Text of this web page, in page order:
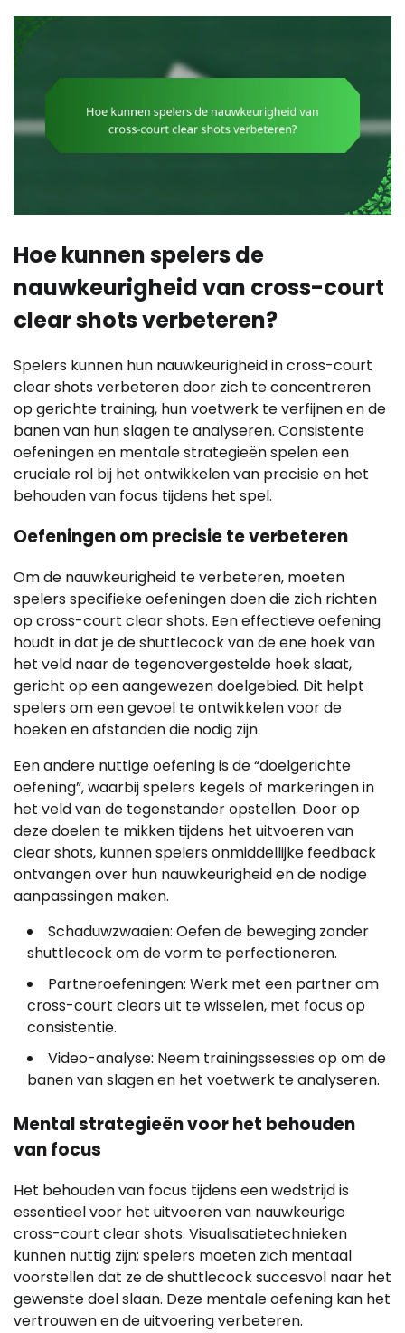
Hoe kunnen spelers de
nauwkeurigheid van cross-court
clear shots verbeteren?
Spelers kunnen hun nauwkeurigheid in cross-court
clear shots verbeteren door zich te concentreren
op gerichte training, hun voetwerk te verfijnen en de
banen van hun slagen te analyseren. Consistente
oefeningen en mentale strategieën spelen een
cruciale rol bij het ontwikkelen van precisie en het
behouden van focus tijdens het spel.
Oefeningen om precisie te verbeteren
Om de nauwkeurigheid te verbeteren, moeten
spelers specifieke oefeningen doen die zich richten
op cross-court clear shots. Een effectieve oefening
houdt in dat je de shuttlecock van de ene hoek van
het veld naar de tegenovergestelde hoek slaat,
gericht op een aangewezen doelgebied. Dit helpt
spelers om een gevoel te ontwikkelen voor de
hoeken en afstanden die nodig zijn.
Een andere nuttige oefening is de “doelgerichte
oefening”, waarbij spelers kegels of markeringen in
het veld van de tegenstander opstellen. Door op
deze doelen te mikken tijdens het uitvoeren van
clear shots, kunnen spelers onmiddellijke feedback
ontvangen over hun nauwkeurigheid en de nodige
aanpassingen maken.
Schaduwzwaaien: Oefen de beweging zonder
shuttlecock om de vorm te perfectioneren.
Partneroefeningen: Werk met een partner om
cross-court clears uit te wisselen, met focus op
consistentie.
Video-analyse: Neem trainingssessies op om de
banen van slagen en het voetwerk te analyseren.
Mental strategieën voor het behouden
van focus
Het behouden van focus tijdens een wedstrijd is
essentieel voor het uitvoeren van nauwkeurige
cross-court clear shots. Visualisatietechnieken
kunnen nuttig zijn; spelers moeten zich mentaal
voorstellen dat ze de shuttlecock succesvol naar het
gewenste doel slaan. Deze mentale oefening kan het
vertrouwen en de uitvoering verbeteren.